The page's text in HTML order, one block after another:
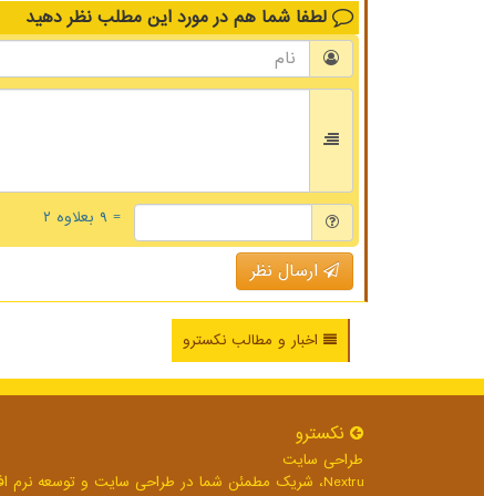
لطفا شما هم در مورد این مطلب نظر دهید
= ۹ بعلاوه ۲
ارسال نظر
اخبار و مطالب نکسترو
نكسترو
طراحی سایت
Nextru، شریک مطمئن شما در طراحی سایت و توسعه نرم افزارهای تحت وب برای رشد بی وقفه کسب و کار